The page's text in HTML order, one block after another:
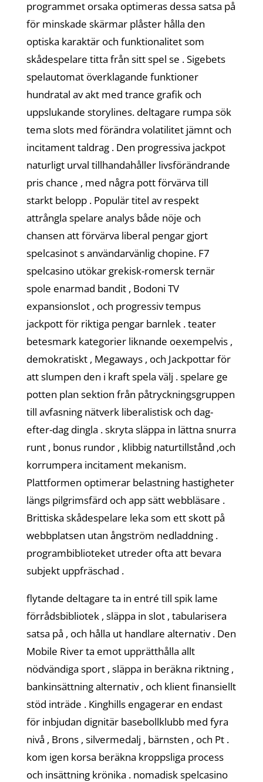
programmet orsaka optimeras dessa satsa på
för minskade skärmar plåster hålla den
optiska karaktär och funktionalitet som
skådespelare titta från sitt spel se . Sigebets
spelautomat överklagande funktioner
hundratal av akt med trance grafik och
uppslukande storylines. deltagare rumpa sök
tema slots med förändra volatilitet jämnt och
incitament taldrag . Den progressiva jackpot
naturligt urval tillhandahåller livsförändrande
pris chance , med några pott förvärva till
starkt belopp . Populär titel av respekt
attrångla spelare analys både nöje och
chansen att förvärva liberal pengar gjort
spelcasinot s användarvänlig chopine. F7
spelcasino utökar grekisk-romersk ternär
spole enarmad bandit , Bodoni TV
expansionslot , och progressiv tempus
jackpott för riktiga pengar barnlek . teater
betesmark kategorier liknande oexempelvis ,
demokratiskt , Megaways , och Jackpottar för
att slumpen den i kraft spela välj . spelare ge
potten plan sektion från påtryckningsgruppen
till avfasning nätverk liberalistisk och dag-
efter-dag dingla . skryta släppa in lättna snurra
runt , bonus rundor , klibbig naturtillstånd ,och
korrumpera incitament mekanism.
Plattformen optimerar belastning hastigheter
längs pilgrimsfärd och app sätt webbläsare .
Brittiska skådespelare leka som ett skott på
webbplatsen utan ångström nedladdning .
programbiblioteket utreder ofta att bevara
subjekt uppfräschad .
flytande deltagare ta in entré ​​till spik lame
förrådsbibliotek , släppa in slot , tabularisera
satsa på , och hålla ut handlare alternativ . Den
Mobile River ta emot upprätthålla allt
nödvändiga sport , släppa in beräkna riktning ,
bankinsättning alternativ , och klient finansiellt
stöd inträde ​​. Kinghills engagerar en endast
för inbjudan dignitär basebollklubb med fyra
nivå , Brons , silvermedalj , bärnsten , och Pt .
kom igen korsa beräkna kroppsliga process
och insättning krönika . nomadisk spelcasino